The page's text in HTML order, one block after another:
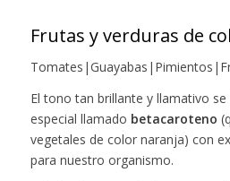
Frutas y verduras de
El tono tan brillante y llamativo
especial llamado betacaroteno
vegetales de color naranja) con
para nuestro organismo.